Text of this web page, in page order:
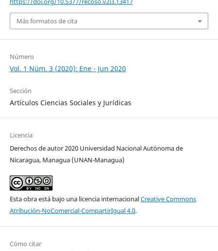
Más formatos de cita
Número
Vol. 1 Núm. 3 (2020): Ene - Jun 2020
Sección
Artículos Ciencias Sociales y Jurídicas
Licencia
Derechos de autor 2020 Universidad Nacional Autónoma de
Nicaragua, Managua (UNAN-Managua)
Esta obra está bajo una licencia internacionalCreative Commons
Atribución-NoComercial-CompartirIgual 4.0.
Cómo citar